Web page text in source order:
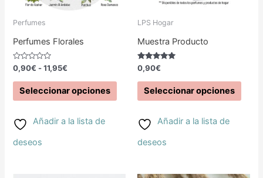
Perfumes
Perfumes Florales
Valorado
con
0
de
0,90€ - 11,95€
Seleccionar opciones
opciones
elegir
Añadir a la lista de
deseos
LPS Hogar
Muestra Producto
Valorado
con
5.00
de 5
0,90€
Seleccionar opciones
Añadir a la lista de
deseos